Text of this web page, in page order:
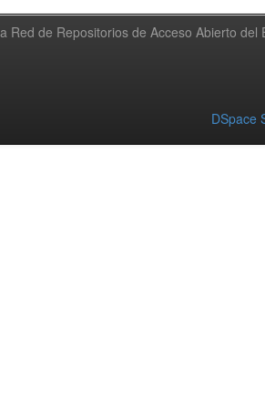
Red de Repositorios de Acceso Abierto del
DSpace